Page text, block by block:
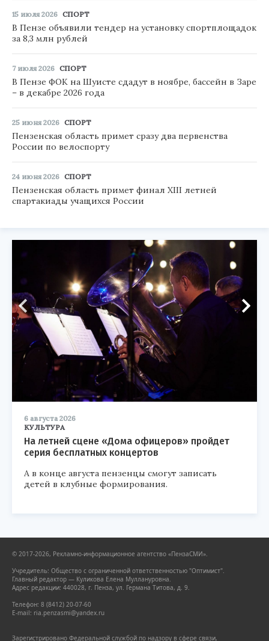
15 июля 2026 СПОРТ
В Пензе объявили тендер на установку спортплощадок
за 8,3 млн рублей
7 июля 2026 СПОРТ
В Пензе ФОК на Шуисте сдадут в ноябре, бассейн в Заре
– в декабре 2026 года
25 июня 2026 СПОРТ
Пензенская область примет сразу два первенства
России по велоспорту
24 июня 2026 СПОРТ
Пензенская область примет финал XIII летней
спартакиады учащихся России
6 августа 2026
КУЛЬТУРА
На летней сцене «Дома офицеров» пройдет
серия бесплатных концертов
А в конце августа пензенцы смогут записать
детей в клубные формирования.
© 2017-2026, Рекламно-информационное агентство «ПензаСМИ».
Учредитель: Общество с ограниченной ответственностью "Оптимист".
Главный редактор — Куликова Елена Муллануровна.
Адрес редакции: 440028, г. Пенза, ул. Германа Титова, д. 9.
Телефон: 8 (8412) 20-07-60
E-mail: ria.penzasmi@yandex.ru
Зарегистрировано Федеральной службой по надзору в сфере связи,